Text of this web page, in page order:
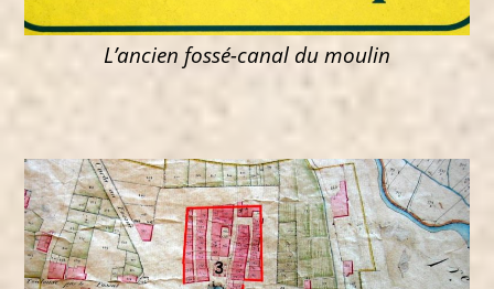
L’ancien fossé-canal du moulin